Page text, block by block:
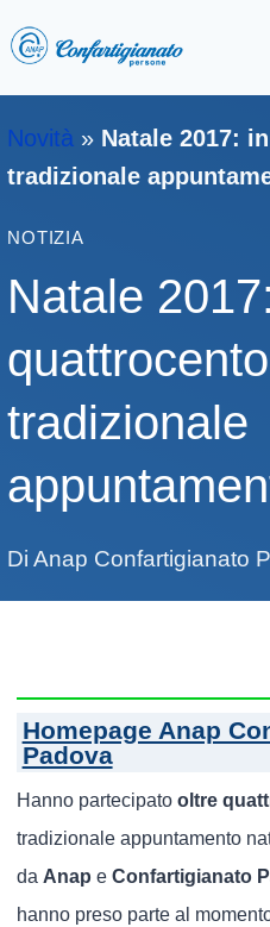
Novità » Natale 2017:
tradizionale
NOTIZIA
Natale
tradizionale
Di Anap Confartigianato
Homepage Anap
Padova
Hanno partecipatooltre
tradizionale appuntamento
daAnap eConfartigianato
hanno preso parte al